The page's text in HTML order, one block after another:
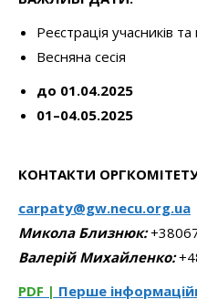
Реєстрація учасників
Весняна сесія
до 01.04.2025
01–04.05.2025
КОНТАКТИ
carpaty@gw.necu.org.ua
Микола Близнюк:
Валерій Михайленко:
PDF | Перше